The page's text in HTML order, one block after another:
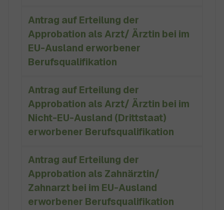
Antrag auf Erteilung der
Approbation als Arzt/ Ärztin bei im
EU-Ausland erworbener
Berufsqualifikation
Antrag auf Erteilung der
Approbation als Arzt/ Ärztin bei im
Nicht-EU-Ausland (Drittstaat)
erworbener Berufsqualifikation
Antrag auf Erteilung der
Approbation als Zahnärztin/
Zahnarzt bei im EU-Ausland
erworbener Berufsqualifikation